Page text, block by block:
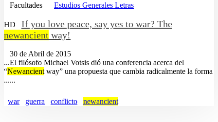
Facultades Estudios Generales Letras
HD
If you love peace, say yes to war? The
newancient way!
30 de Abril de 2015
...El filósofo Michael Votsis dió una conferencia acerca del
“Newancient way” una propuesta que cambia radicalmente la forma
......
war guerra conflicto newancient